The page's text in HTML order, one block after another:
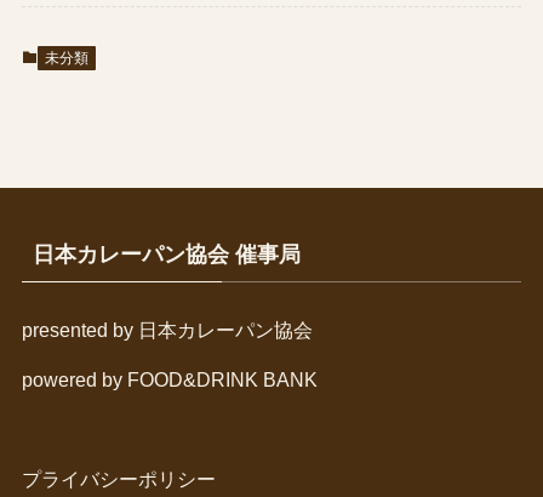
未分類
日本カレーパン協会 催事局
presented by 日本カレーパン協会
powered by FOOD&DRINK BANK
プライバシーポリシー